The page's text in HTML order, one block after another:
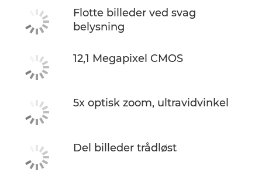
Flotte billeder ved svag
belysning
12,1 Megapixel CMOS
5x optisk zoom, ultravidvinkel
Del billeder trådløst